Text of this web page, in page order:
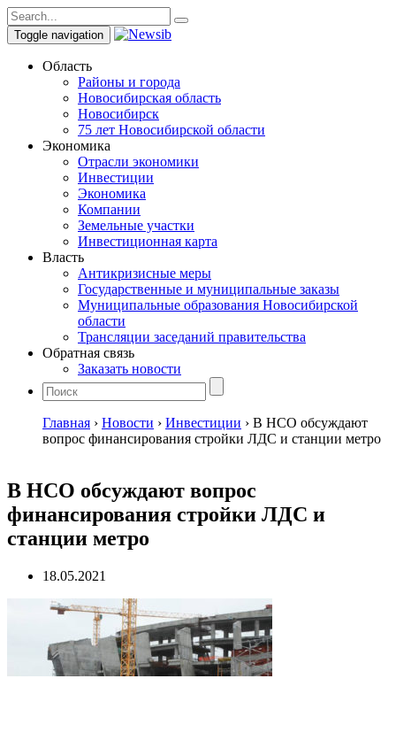
Toggle navigation
Область
Районы и города
Новосибирская область
Новосибирск
75 лет Новосибирской области
Экономика
Отрасли экономики
Инвестиции
Экономика
Компании
Земельные участки
Инвестиционная карта
Власть
Антикризисные меры
Государственные и муниципальные заказы
Муниципальные образования Новосибирской
области
Трансляции заседаний правительства
Обратная связь
Заказать новости
Главная › Новости › Инвестиции › В НСО обсуждают
вопрос финансирования стройки ЛДС и станции метро
В НСО обсуждают вопрос
финансирования стройки ЛДС и
станции метро
18.05.2021